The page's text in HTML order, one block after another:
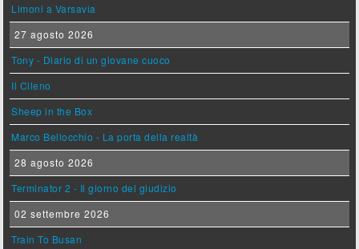
Limoni a Varsavia
27 agosto 2026
Tony - Diario di un giovane cuoco
Il Cileno
Sheep in the Box
Marco Bellocchio - La porta della realtà
28 agosto 2026
Terminator 2 - Il giorno del giudizio
02 settembre 2026
Train To Busan